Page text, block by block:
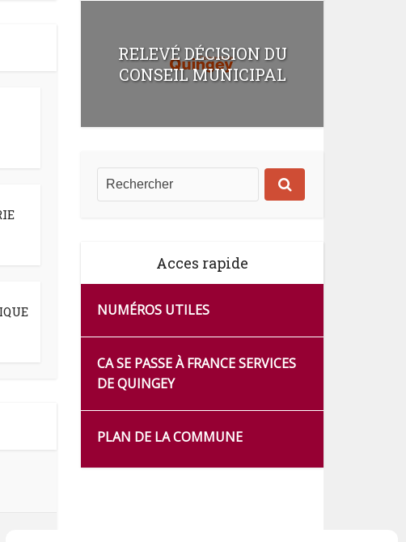
RELEVÉ DÉCISION DU
CONSEIL MUNICIPAL
Acces rapide
NUMÉROS UTILES
CA SE PASSE À FRANCE SERVICES
DE QUINGEY
PLAN DE LA COMMUNE